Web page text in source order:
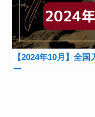
【2024年10月】全
ー